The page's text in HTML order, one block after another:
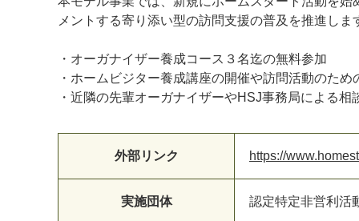
メントする寄り添い型の訪問支援の普及を推進しま
・オーガナイザー養成コース３名迄の無料参加
・ホームビジター養成講座の開催や訪問活動のた
・近隣の先輩オーガナイザーやHSJ事務局による
外部リンク https://
実施団体 認定特定非営利活